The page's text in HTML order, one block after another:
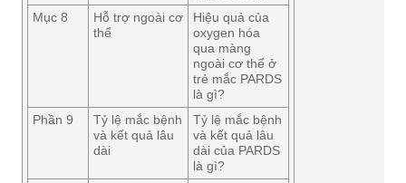
Mục 8
Hỗ trợ ngoài cơ
thể
Hiệu quả của
oxygen hóa
qua màng
ngoài cơ thể ở
trẻ mắc PARDS
là gì?
Phần 9
Tỷ lệ mắc bệnh
và kết quả lâu
dài
Tỷ lệ mắc bệnh
và kết quả lâu
dài của PARDS
là gì?